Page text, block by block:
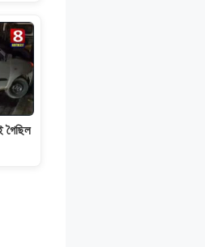
গৈছিল